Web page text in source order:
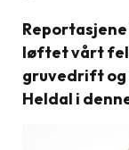
løftet vårt
gruvedrift og
Heldal i